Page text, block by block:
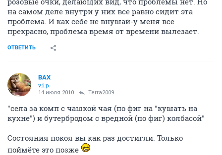
на самом деле внутри у них все равно сидит эта
проблема. И как себе не внушай-у меня все
прекрасно, проблема время от времени вылезает.
ОТВЕТИТЬ
ВАХ
v.i.p.
14 июля 2010 Terra2009
"села за комп с чашкой чая (по фиг на "кушать на
кухне") и бутербродом с вредной (по фиг) колбасой"
Состояния покоя вы как раз достигли. Только
поймёте это позже